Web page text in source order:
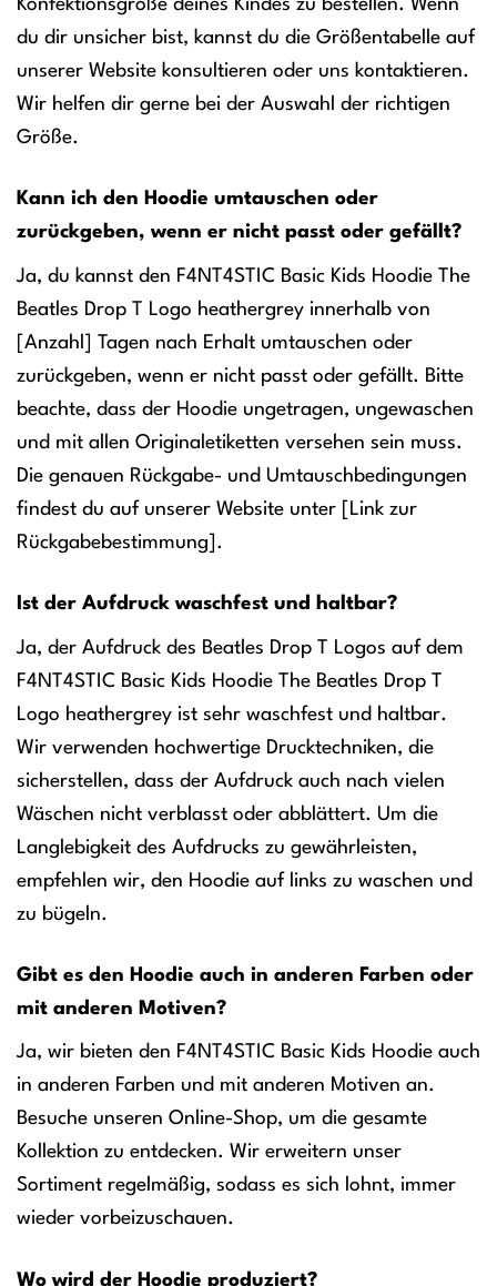
Konfektionsgröße deines Kindes zu bestellen. Wenn
du dir unsicher bist, kannst du die Größentabelle auf
unserer Website konsultieren oder uns kontaktieren.
Wir helfen dir gerne bei der Auswahl der richtigen
Größe.
Kann ich den Hoodie umtauschen oder
zurückgeben, wenn er nicht passt oder gefällt?
Ja, du kannst den F4NT4STIC Basic Kids Hoodie The
Beatles Drop T Logo heathergrey innerhalb von
[Anzahl] Tagen nach Erhalt umtauschen oder
zurückgeben, wenn er nicht passt oder gefällt. Bitte
beachte, dass der Hoodie ungetragen, ungewaschen
und mit allen Originaletiketten versehen sein muss.
Die genauen Rückgabe- und Umtauschbedingungen
findest du auf unserer Website unter [Link zur
Rückgabebestimmung].
Ist der Aufdruck waschfest und haltbar?
Ja, der Aufdruck des Beatles Drop T Logos auf dem
F4NT4STIC Basic Kids Hoodie The Beatles Drop T
Logo heathergrey ist sehr waschfest und haltbar.
Wir verwenden hochwertige Drucktechniken, die
sicherstellen, dass der Aufdruck auch nach vielen
Wäschen nicht verblasst oder abblättert. Um die
Langlebigkeit des Aufdrucks zu gewährleisten,
empfehlen wir, den Hoodie auf links zu waschen und
zu bügeln.
Gibt es den Hoodie auch in anderen Farben oder
mit anderen Motiven?
Ja, wir bieten den F4NT4STIC Basic Kids Hoodie auch
in anderen Farben und mit anderen Motiven an.
Besuche unseren Online-Shop, um die gesamte
Kollektion zu entdecken. Wir erweitern unser
Sortiment regelmäßig, sodass es sich lohnt, immer
wieder vorbeizuschauen.
Wo wird der Hoodie produziert?